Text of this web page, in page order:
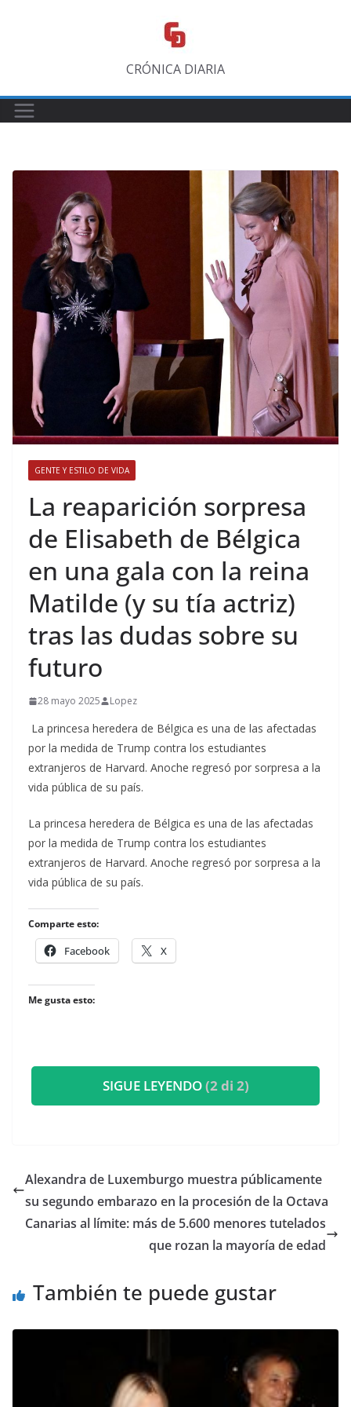
CRÓNICA DIARIA
GENTE Y ESTILO DE VIDA
​La reaparición sorpresa
de Elisabeth de Bélgica
en una gala con la reina
Matilde (y su tía actriz)
tras las dudas sobre su
futuro
28 mayo 2025 Lopez
La princesa heredera de Bélgica es una de las afectadas
por la medida de Trump contra los estudiantes
extranjeros de Harvard. Anoche regresó por sorpresa a la
vida pública de su país.
​La princesa heredera de Bélgica es una de las afectadas
por la medida de Trump contra los estudiantes
extranjeros de Harvard. Anoche regresó por sorpresa a la
vida pública de su país.
Comparte esto:
Facebook X
Me gusta esto:
SIGUE LEYENDO(2 di 2)
​Alexandra de Luxemburgo muestra públicamente
su segundo embarazo en la procesión de la Octava
Canarias al límite: más de 5.600 menores tutelados
que rozan la mayoría de edad
También te puede gustar